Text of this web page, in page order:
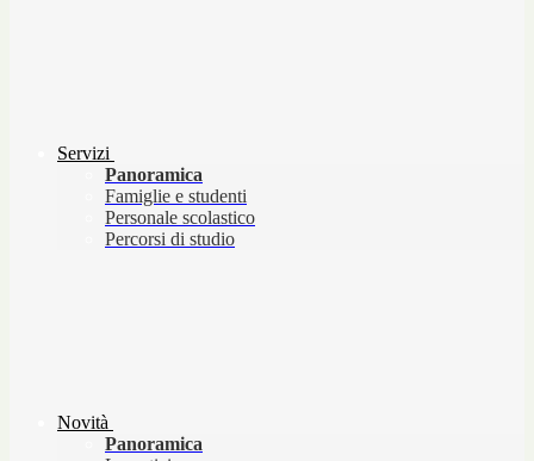
Servizi
Panoramica
Famiglie e studenti
Personale scolastico
Percorsi di studio
Novità
Panoramica